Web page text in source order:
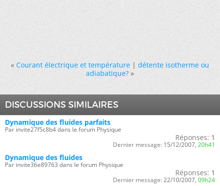
« Courant électrique et température|détente isotherme ou
adiabatique? »
DISCUSSIONS SIMILAIRES
Dynamique des fluides parfaits
Par invite27f5c8b4 dans le forum Physique
Réponses: 1
Dernier message: 15/12/2007, 20h41
Dynamique des fluides
Par invite36e89763 dans le forum Physique
Réponses: 1
Dernier message: 22/10/2007, 09h24